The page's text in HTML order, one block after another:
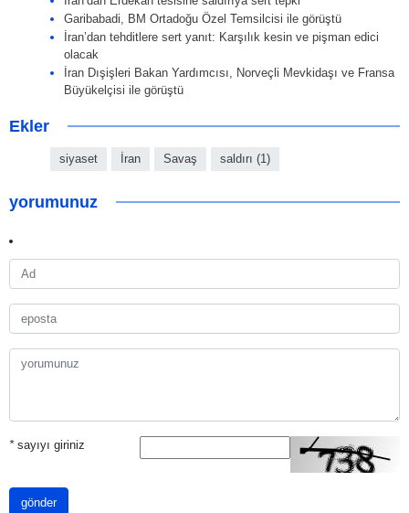
Garibabadi, BM Ortadoğu Özel Temsilcisi ile görüştü
İran’dan tehditlere sert yanıt: Karşılık kesin ve pişman edici
olacak
İran Dışişleri Bakan Yardımcısı, Norveçli Mevkidaşı ve Fransa
Büyükelçisi ile görüştü
Ekler
siyaset İran Savaş saldırı (1)
yorumunuz
*sayıyı giriniz
gönder